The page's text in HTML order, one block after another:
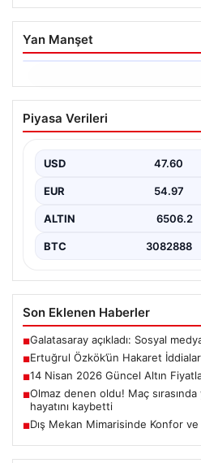
Yan Manşet
06.08.2026
Ertuğrul Özkök’ün
İfade Verme Süreci
Cumhurbaşkanına hakaret
soruşturma kapsamında
Piyasa Verileri
USD 47.60
EUR 54.97
ALTIN 6506.2
BTC 3082888
Son Eklenen Haberler
■Galatasaray açıkladı: Sosyal
■Ertuğrul Özkök’ün Hakaret
■14 Nisan 2026 Güncel Altın
■Olmaz denen oldu! Maç sırasında
hayatını kaybetti
■Dış Mekan Mimarisinde Konfor